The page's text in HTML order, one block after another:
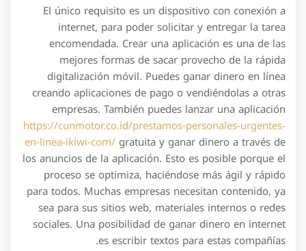
El único requisito es un dispositivo con conexión a
internet, para poder solicitar y entregar la tarea
encomendada. Crear una aplicación es una de las
mejores formas de sacar provecho de la rápida
digitalización móvil. Puedes ganar dinero en línea
creando aplicaciones de pago o vendiéndolas a otras
empresas. También puedes lanzar una aplicación
https://cunmotor.co.id/prestamos-personales-urgentes-
en-linea-ikiwi-com/ gratuita y ganar dinero a través de
los anuncios de la aplicación. Esto es posible porque el
proceso se optimiza, haciéndose más ágil y rápido
para todos. Muchas empresas necesitan contenido, ya
sea para sus sitios web, materiales internos o redes
sociales. Una posibilidad de ganar dinero en internet
es escribir textos para estas compañías.